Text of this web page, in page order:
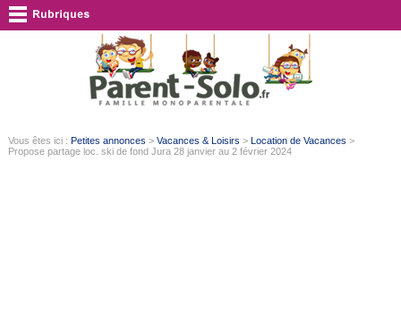
Vous êtes ici : Petites annonces > Vacances & Loisirs > Location de Vacances >
Propose partage loc. ski de fond Jura 28 janvier au 2 février 2024